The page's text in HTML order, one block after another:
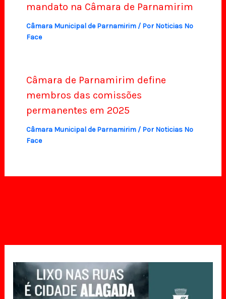
mandato na Câmara de Parnamirim
Câmara Municipal de Parnamirim/ Por Noticias No
Face
Câmara de Parnamirim define
membros das comissões
permanentes em 2025
Câmara Municipal de Parnamirim/ Por Noticias No
Face